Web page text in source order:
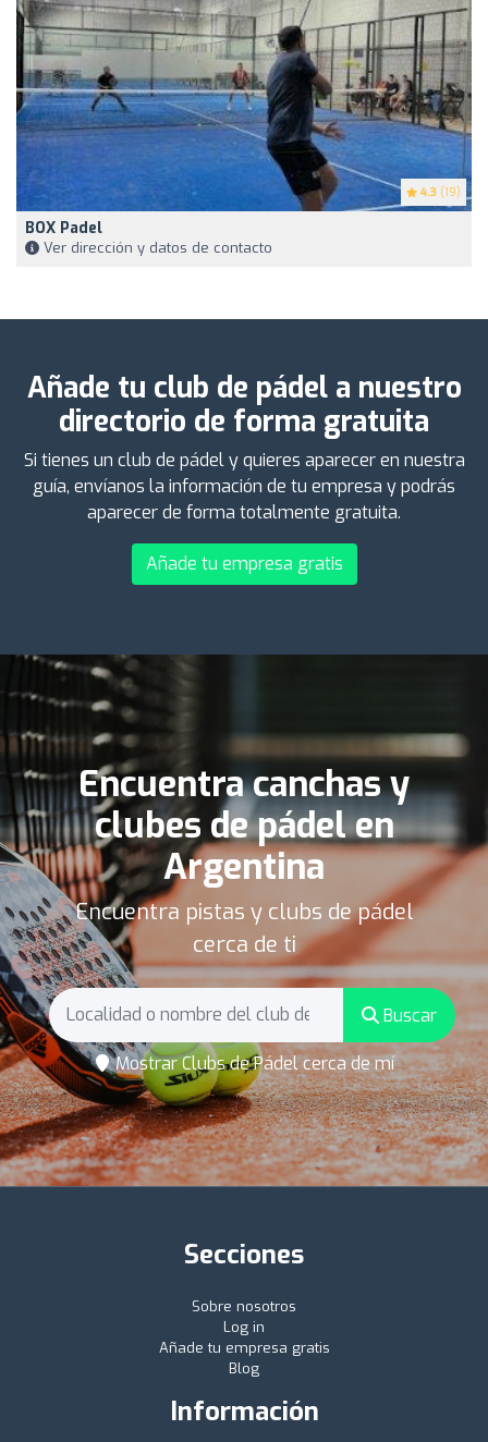
4.3 (19)
BOX Padel
Ver dirección y datos de contacto
Añade tu club de pádel a nuestro
directorio de forma gratuita
Si tienes un club de pádel y quieres aparecer en nuestra
guía, envíanos la información de tu empresa y podrás
aparecer de forma totalmente gratuita.
Añade tu empresa gratis
Encuentra canchas y
clubes de pádel en
Argentina
Encuentra pistas y clubs de pádel
cerca de ti
Buscar
Mostrar Clubs de Pádel cerca de mí
Secciones
Sobre nosotros
Log in
Añade tu empresa gratis
Blog
Información